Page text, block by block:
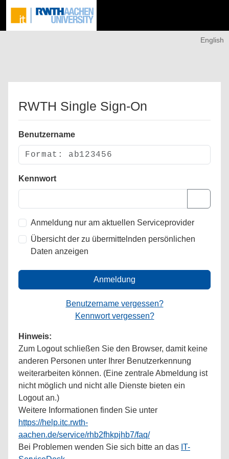
English
RWTH Single Sign-On
Benutzername
Kennwort
Anmeldung nur am aktuellen Serviceprovider
Übersicht der zu übermittelnden persönlichen
Daten anzeigen
Anmeldung
Benutzername vergessen?
Kennwort vergessen?
Hinweis:
Zum Logout schließen Sie den Browser, damit keine
anderen Personen unter Ihrer Benutzerkennung
weiterarbeiten können. (Eine zentrale Abmeldung ist
nicht möglich und nicht alle Dienste bieten ein
Logout an.)
Weitere Informationen finden Sie unter
https://help.itc.rwth-
aachen.de/service/rhb2fhkpjhb7/faq/
Bei Problemen wenden Sie sich bitte an das IT-